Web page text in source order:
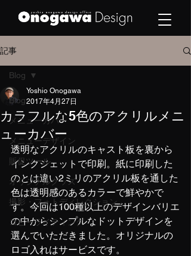
記事
Blog
メニューカバー
メニューデザイン
販促ツール
オリジナルグッズ
撮影・フォトディレクション
コピーライティング
Blog
カラフルな5色のアクリルメニ
ューカバー
Yoshio Onogawa
2017年4月27日
透明なアクリルのキャスト板を裏から
インクジェットで印刷。紙に印刷した
のとは違い2ミリのアクリル板を通した
色は透明感のあるカラーで鮮やかで
す。今回は100種以上のデザインバリエ
の中からシンプルなドットデザインを
選んでいただきました。オリジナルの
ロゴ入れはサービスです。